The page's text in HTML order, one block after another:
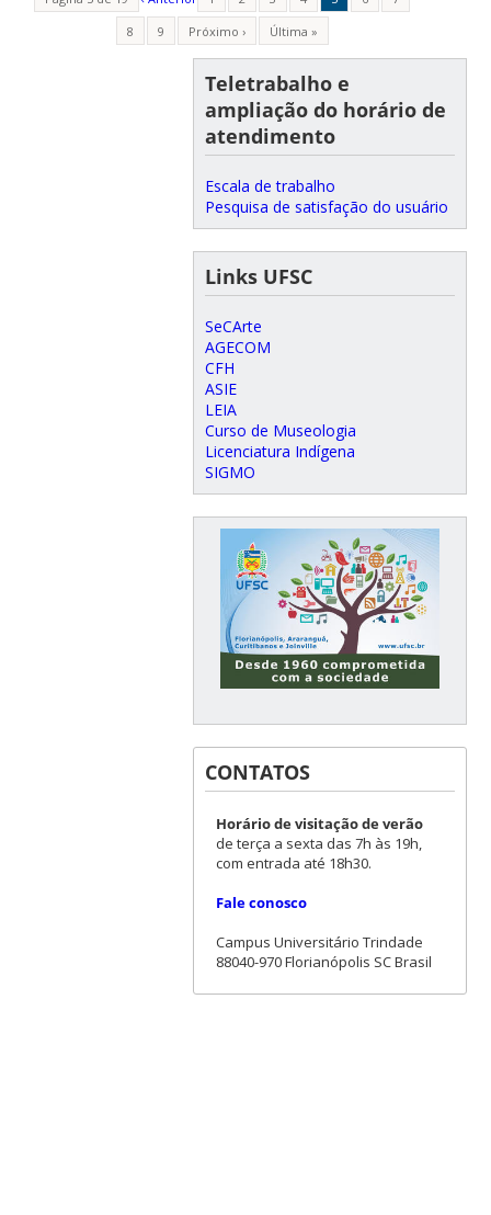
8
9 Próximo › Última »
Teletrabalho e
ampliação do horário de
atendimento
Escala de trabalho
Pesquisa de satisfação do usuário
Links UFSC
SeCArte
AGECOM
CFH
ASIE
LEIA
Curso de Museologia
Licenciatura Indígena
SIGMO
CONTATOS
Horário de visitação de verão
de terça a sexta das 7h às 19h,
com entrada até 18h30.
Fale conosco
Campus Universitário Trindade
88040-970 Florianópolis SC Brasil